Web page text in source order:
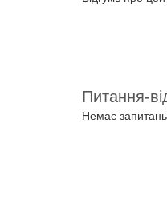
Питання-
Немає